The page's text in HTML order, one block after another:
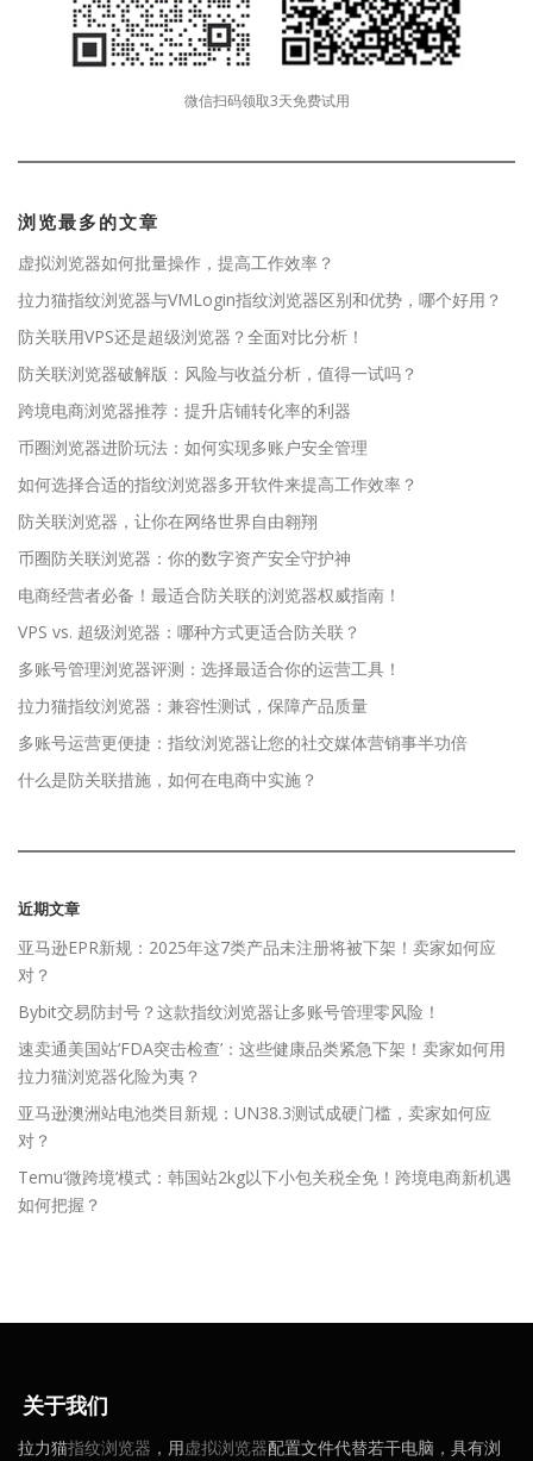
微信扫码领取3天免费试用
浏览最多的文章
虚拟浏览器如何批量操作，提高工作效率？
拉力猫指纹浏览器与VMLogin指纹浏览器区别和优势，哪个好用？
防关联用VPS还是超级浏览器？全面对比分析！
防关联浏览器破解版：风险与收益分析，值得一试吗？
跨境电商浏览器推荐：提升店铺转化率的利器
币圈浏览器进阶玩法：如何实现多账户安全管理
如何选择合适的指纹浏览器多开软件来提高工作效率？
防关联浏览器，让你在网络世界自由翱翔
币圈防关联浏览器：你的数字资产安全守护神
电商经营者必备！最适合防关联的浏览器权威指南！
VPS vs. 超级浏览器：哪种方式更适合防关联？
多账号管理浏览器评测：选择最适合你的运营工具！
拉力猫指纹浏览器：兼容性测试，保障产品质量
多账号运营更便捷：指纹浏览器让您的社交媒体营销事半功倍
什么是防关联措施，如何在电商中实施？
近期文章
亚马逊EPR新规：2025年这7类产品未注册将被下架！卖家如何应
对？
Bybit交易防封号？这款指纹浏览器让多账号管理零风险！
速卖通美国站‘FDA突击检查’：这些健康品类紧急下架！卖家如何用
拉力猫浏览器化险为夷？
亚马逊澳洲站电池类目新规：UN38.3测试成硬门槛，卖家如何应
对？
Temu‘微跨境’模式：韩国站2kg以下小包关税全免！跨境电商新机遇
如何把握？
关于我们
拉力猫指纹浏览器 ，用虚拟浏览器配置文件代替若干电脑，具有浏